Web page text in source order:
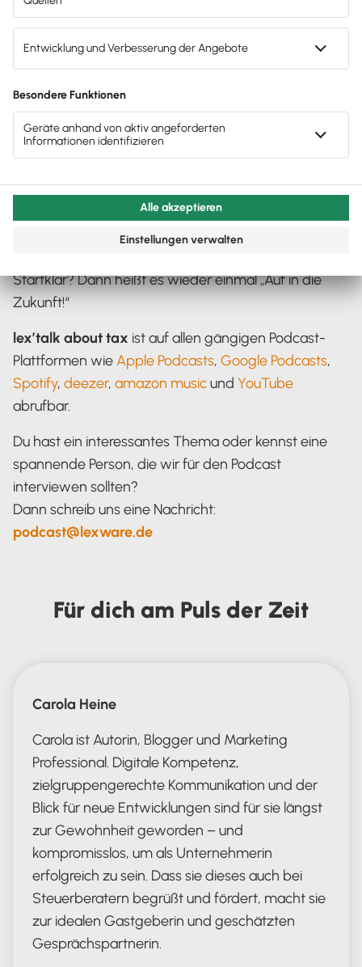
Der Podcast greift die Themen auf, die für innovative,
digital ausgerichtete Kanzleien wichtig sind: neue
Branche mit ihren Erfahrungen, moderne digitale
Technologien und konkrete Tipps, die schon heute
umsetzbar sind. Deine Gastgeber, Carola und Olaf
Dazu bringen sie eigenen Themen ein und lassen im
Gespräch mit Gästen die Sprühfunken fliegen. Sei
dabei in der Runde, freue dich auf neue Einblicke und
Startklar? Dann heißt es wieder einmal „Auf in die
Zukunft!“
lex’talk about tax ist auf allen gängigen Podcast-
Plattformen wieApple Podcasts, Google Podcasts,
Spotify, deezer, amazon musicund YouTube
abrufbar.
Du hast ein interessantes Thema oder kennst eine
spannende Person, die wir für den Podcast
interviewen sollten?
Dann schreib uns eine Nachricht:
podcast@lexware.de
Für dich am Puls der Zeit
Carola Heine
Carola ist Autorin, Blogger und Marketing
Professional. Digitale Kompetenz,
zielgruppengerechte Kommunikation und der
Blick für neue Entwicklungen sind für sie längst
zur Gewohnheit geworden – und
kompromisslos, um als Unternehmerin
erfolgreich zu sein. Dass sie dieses auch bei
Steuerberatern begrüßt und fördert, macht sie
zur idealen Gastgeberin und geschätzten
Gesprächspartnerin.